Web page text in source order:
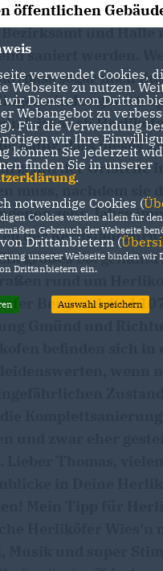
öffentlichen
und Halle
saniert werden.
dass sogar noch
ist auch
dafür, dass dieses
der Ortsteile
muss, nachdem sie
zehn Jahre
der Kernstadt
großes Sorgenkind
Berg und die
verwendet Cookies,
Webseite zu nutzen.
wir Dienste von
Webangebot zu
Für die Verwendung
wir Ihre
können Sie jederzeit
finden Sie in unserer
.
notwendige Cookies (
Cookies werden allein für den
Gebrauch der Webseite
Drittanbietern (
unserer Webseite binden wir
Drittanbietern ein.
Auswahl speichern